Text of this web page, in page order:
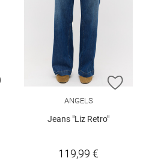
ZUR WUNSCHLISTE HINZUFÜGEN
ZUR
ANGELS
Jeans "Liz Retro"
119,99 €